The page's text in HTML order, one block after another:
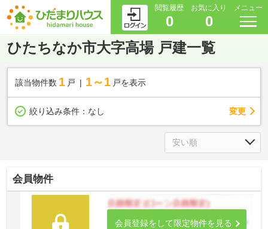
閲覧履歴
0
お気に入り
0
メニュー
ひたちなか市大字高場 戸建一覧
該当物件数 1 戸 1～1 戸を表示
絞り込み条件： なし 変更
会員物件
会員登録をして限定物件を見る